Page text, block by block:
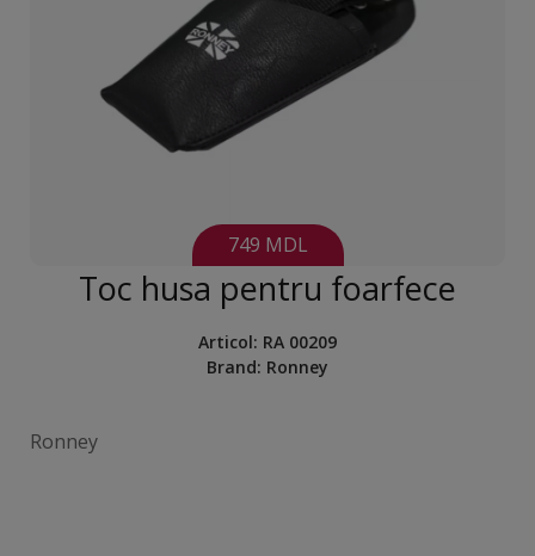
749 MDL
Toc husa pentru foarfece
Articol: RA 00209
Brand: Ronney
Ronney